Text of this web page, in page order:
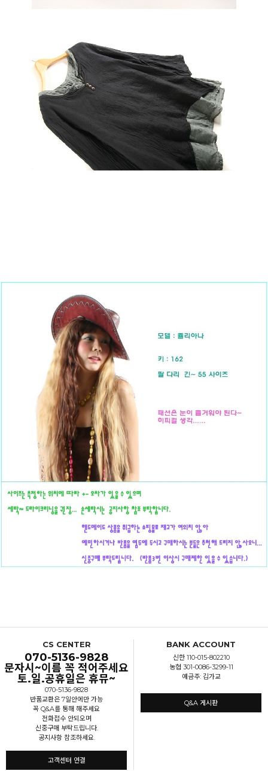
CS CENTER
070-5136-9828
문자시~이름 꼭 적어주세요
토.일.공휴일은 휴뮤~
070-5136-9828
반품교환은 7일안에만 가능
꼭 Q&A를 통해 해주세요
전화접수 안되오며
신중구매 부탁드립니다.
공지사항 참조하세요.
고객센터 연결
BANK ACCOUNT
신한 110-015-802210
농협 301-0086-3299-11
예금주: 김가교
Q&A 게시판